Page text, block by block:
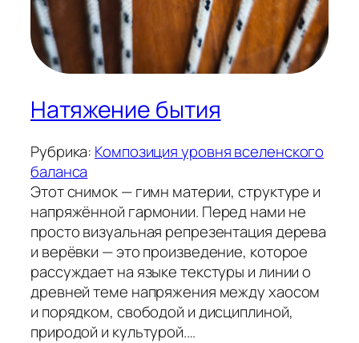
Натяжение бытия
Рубрика: Композиция уровня вселенского
баланса
Этот снимок — гимн материи, структуре и
напряжённой гармонии. Перед нами не
просто визуальная репрезентация дерева
и верёвки — это произведение, которое
рассуждает на языке текстуры и линии о
древней теме напряжения между хаосом
и порядком, свободой и дисциплиной,
природой и культурой.…